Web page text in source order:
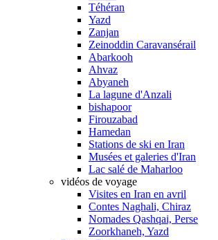
Téhéran
Yazd
Zanjan
Zeinoddin Caravansérail
Abarkooh
Ahvaz
Abyaneh
La lagune d'Anzali
bishapoor
Firouzabad
Hamedan
Stations de ski en Iran
Musées et galeries d'Iran
Lac salé de Maharloo
vidéos de voyage
Visites en Iran en avril
Contes Naghali, Chiraz
Nomades Qashqai, Perse
Zoorkhaneh, Yazd